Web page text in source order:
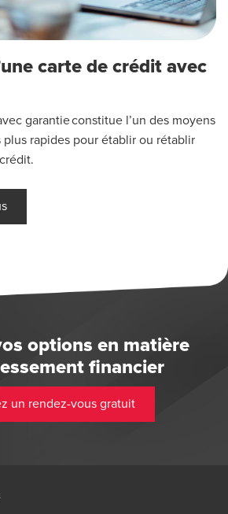
carte de crédit avec
garantieconstitue l’un des moyens
rapides pour établir ou rétablir
.
options en matière
financier
un rendez-vous gratuit